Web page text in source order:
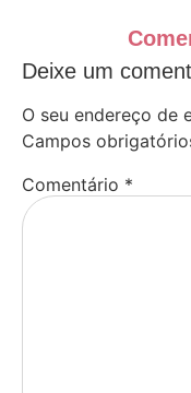
Deixe um
O seu endereço de
Campos
Comentário *